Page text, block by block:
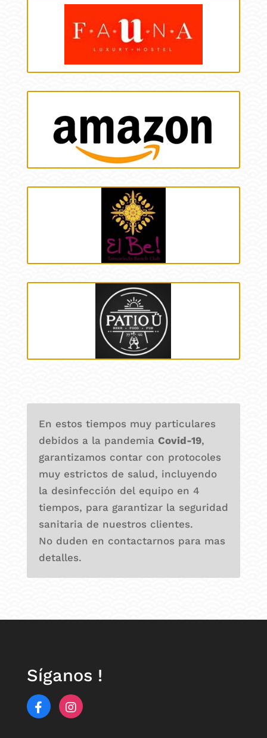
En estos tiempos muy particulares
debidos a la pandemia Covid-19,
garantizamos contar con protocoles
muy estrictos de salud, incluyendo
la desinfección del equipo en 4
tiempos, para garantizar la seguridad
sanitaria de nuestros clientes.
No duden en contactarnos para mas
detalles.
Síganos !